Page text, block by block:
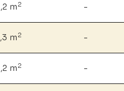
m2 -
m2 -
m2 -